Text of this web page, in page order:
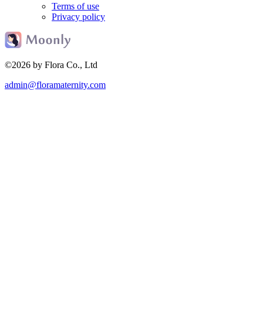
Terms of use
Privacy policy
©2026 by Flora Co., Ltd
admin@floramaternity.com